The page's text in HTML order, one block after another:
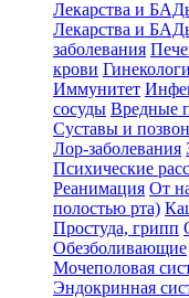
Лекарства и
Лекарства и
заболевания
крови
Иммунитет
сосуды Вредные
Суставы и
Лор-заболевания
Психические
Реанимация От
полостью рта)
Простуда, грипп
Обезболивающие
Мочеполовая
Эндокринная